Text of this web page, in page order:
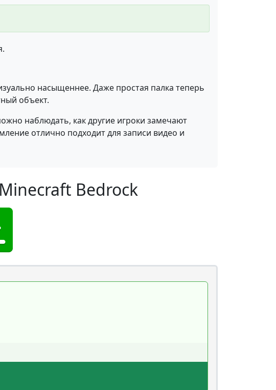
насыщеннее. Даже простая палка теперь
объект.
наблюдать, как другие игроки замечают
отлично подходит для записи видео и
Bedrock